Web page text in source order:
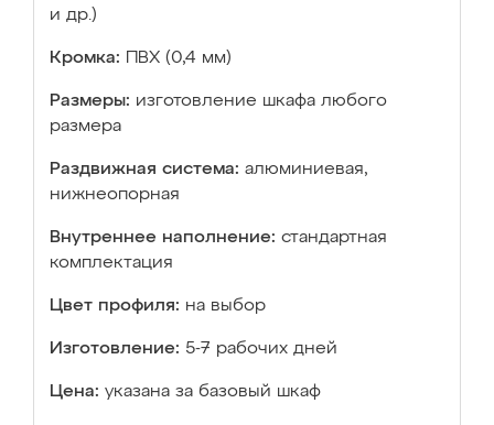
и др.)
Кромка: ПВХ (0,4 мм)
Размеры: изготовление шкафа любого
размера
Раздвижная система: алюминиевая,
нижнеопорная
Внутреннее наполнение: стандартная
комплектация
Цвет профиля: на выбор
Изготовление: 5-7 рабочих дней
Цена: указана за базовый шкаф